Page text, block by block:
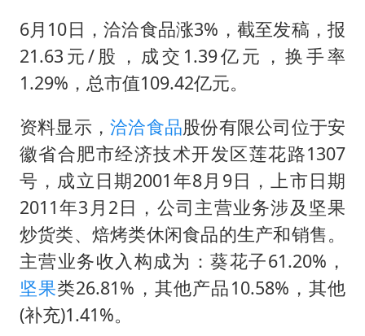
央视新主播李秋莹孙亚鹏亮相
酒店回应车内过夜被收150元
黄金牛市回来了吗
杭州全市有序停课
商场现钱学森巨幅海报 负责人回应
36岁男演员成景区NPC后人气爆棚
全民健身事业高质量发展
几元成本的AI广告导致千万市值蒸发
6月10日，洽洽食品涨3%，截至发稿，报
21.63元/股，成交1.39亿元，换手率
1.29%，总市值109.42亿元。
资料显示，洽洽食品股份有限公司位于安
徽省合肥市经济技术开发区莲花路1307
号，成立日期2001年8月9日，上市日期
2011年3月2日，公司主营业务涉及坚果
炒货类、焙烤类休闲食品的生产和销售。
主营业务收入构成为：葵花子61.20%，
坚果类26.81%，其他产品10.58%，其他
(补充)1.41%。